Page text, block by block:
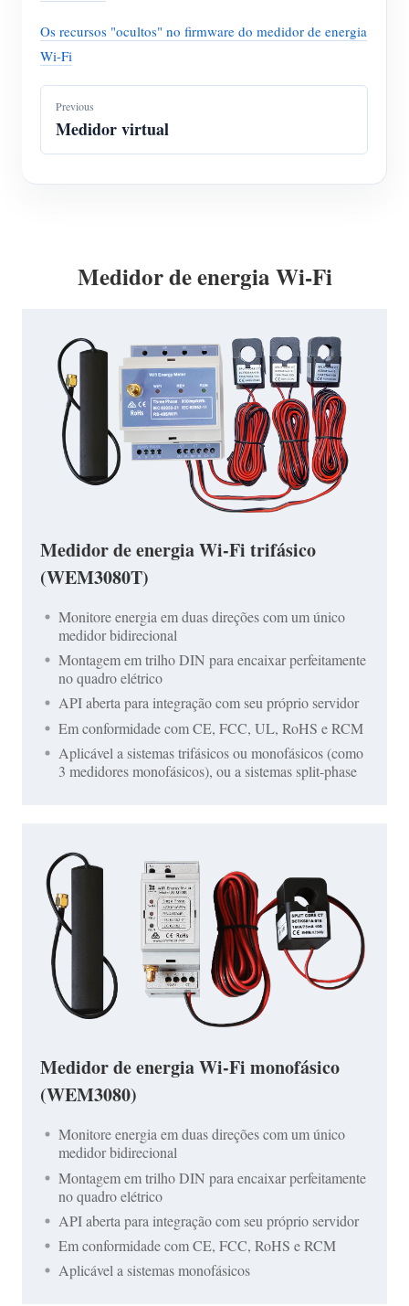
Os recursos "ocultos" no firmware do medidor de energia
Wi-Fi
Previous
Medidor virtual
Medidor de energia Wi-Fi
Medidor de energia Wi-Fi trifásico
(WEM3080T)
Monitore energia em duas direções com um único
medidor bidirecional
Montagem em trilho DIN para encaixar perfeitamente
no quadro elétrico
API aberta para integração com seu próprio servidor
Em conformidade com CE, FCC, UL, RoHS e RCM
Aplicável a sistemas trifásicos ou monofásicos (como
3 medidores monofásicos), ou a sistemas split-phase
Medidor de energia Wi-Fi monofásico
(WEM3080)
Monitore energia em duas direções com um único
medidor bidirecional
Montagem em trilho DIN para encaixar perfeitamente
no quadro elétrico
API aberta para integração com seu próprio servidor
Em conformidade com CE, FCC, RoHS e RCM
Aplicável a sistemas monofásicos